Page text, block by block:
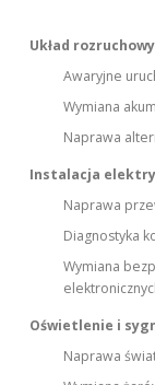
Układ
Awaryjne
Wymiana
Naprawa
Instalacja
Naprawa
Diagnostyka
Wymiana
Oświetlenie i
Naprawa